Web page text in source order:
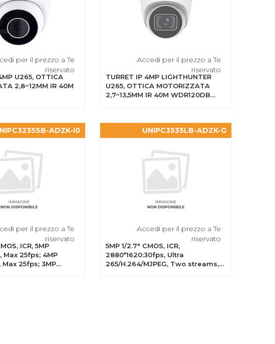
per il prezzo a Te
riservato
U265, OTTICA
2,8~12MM IR 40M
Accedi per il prezzo a Te
riservato
TURRET IP 4MP LIGHTHUNTER
U265, OTTICA MOTORIZZATA
2,7~13,5MM IR 40M WDR120DB
ADZK-I0
per il prezzo a Te
riservato
ICR, 5MP
Max 25fps; 4MP
Max 25fps; 3MP
UNIPC3535LB-ADZK-G
Accedi per il prezzo a Te
riservato
5MP 1/2.7" CMOS, ICR,
2880*1620:30fps, Ultra
265/H.264/MJPEG, Two streams,